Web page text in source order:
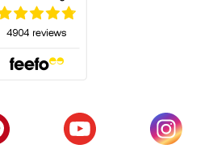
nouvel onglet)
dans un nouvel onglet)
(s'ouvre dans un(s'ouvre